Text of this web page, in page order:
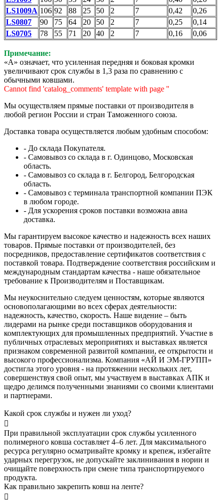
LS1009A 106 92 88 25 50 2 7 0,42
0,26
LS0807
90 75 64 20 50 2 7 0,25
0,14
LS0705
78 55 71 20 40 2 7 0,16 0,06
Примечание:
«А» означает, что усиленная передняя и боковая кромки
увеличивают срок службы в 1,3 раза по сравнению с
обычными ковшами.
Cannot find 'catalog_comments' template with page ''
Мы осуществляем прямые поставки от производителя в
любой регион России и стран Таможенного союза.
Доставка товара осуществляется любым удобным способом:
- До склада Покупателя.
- Самовывоз со склада в г. Одинцово, Московская
область.
- Самовывоз со склада в г. Белгород, Белгородская
область.
- Самовывоз с терминала транспортной компании ПЭК
в любом городе.
- Для ускорения сроков поставки возможна авиа
доставка.
Мы гарантируем высокое качество и надежность всех наших
товаров. Прямые поставки от производителей, без
посредников, предоставление сертификатов соответствия с
поставкой товара. Подтверждение соответствия российским и
международным стандартам качества - наше обязательное
требование к Производителям и Поставщикам.
Мы неукоснительно следуем ценностям, которые являются
основополагающими во всех сферах деятельности:
надежность, качество, скорость. Наше видение – быть
лидерами на рынке среди поставщиков оборудования и
комплектующих для промышленных предприятий. Участие в
публичных отраслевых мероприятиях и выставках является
признаком современной развитой компании, ее открытости и
высокого профессионализма. Компания «АЙ И ЭМ-ГРУПП»
достигла этого уровня - на протяжении нескольких лет,
совершенствуя свой опыт, мы участвуем в выставках АПК и
щедро делимся полученными знаниями со своими клиентами
и партнерами.
Какой срок службы и нужен ли уход?
При правильной эксплуатации срок службы усиленного
полимерного ковша составляет 4–6 лет. Для максимального
ресурса регулярно осматривайте кромку и крепеж, избегайте
ударных перегрузок, не допускайте заклинивания в нории и
очищайте поверхность при смене типа транспортируемого
продукта.
Как правильно закрепить ковш на ленте?